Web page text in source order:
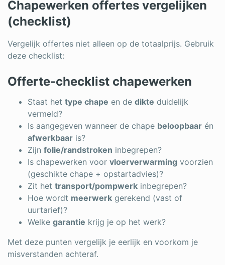
Chapewerken offertes vergelijken
(checklist)
Vergelijk offertes niet alleen op de totaalprijs. Gebruik
deze checklist:
Offerte-checklist chapewerken
Staat het type chape en de dikte duidelijk
vermeld?
Is aangegeven wanneer de chape beloopbaar én
afwerkbaar is?
Zijn folie/randstroken inbegrepen?
Is chapewerken voor vloerverwarming voorzien
(geschikte chape + opstartadvies)?
Zit het transport/pompwerk inbegrepen?
Hoe wordt meerwerk gerekend (vast of
uurtarief)?
Welke garantie krijg je op het werk?
Met deze punten vergelijk je eerlijk en voorkom je
misverstanden achteraf.